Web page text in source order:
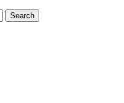
Search